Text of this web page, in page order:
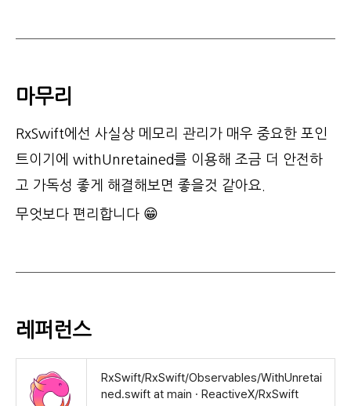
마무리
RxSwift에선 사실상 메모리 관리가 매우 중요한 포인
트이기에 withUnretained를 이용해 조금 더 안전하
고 가독성 좋게 해결해보면 좋을것 같아요.
무엇보다 편리합니다 😁
레퍼런스
RxSwift/RxSwift/Observables/WithUnretai
ned.swift at main · ReactiveX/RxSwift